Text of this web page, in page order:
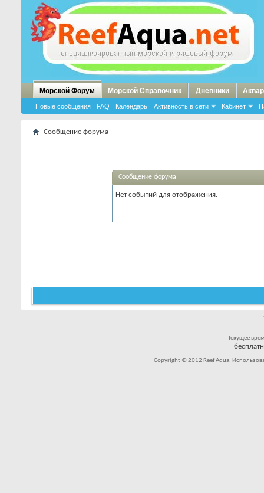
Морской Форум
Новые сообщения FAQ Календарь Активность в сети Кабинет
Морской Справочник Дневники
Сообщение форума
Сообщение форума
Нет событий для отображения.
Текущее
Copyright © 2012 Reef Aqua.